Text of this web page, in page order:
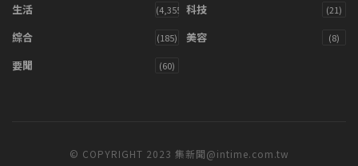
生活 (4,355) 科技 (21)
綜合 (185) 美容 (8)
要聞 (60)
© COPYRIGHT 2023 集新聞@intime.com.tw